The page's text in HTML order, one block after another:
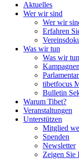
Aktuelles
Wer wir sind
Wer wir
Erfahren
Was wir tun
Was wir tun
Kampagnen
tibetfocus
Bulletin
Warum Tibet?
Veranstaltungen
Unterstützen
Mitglied
Spenden
Newsletter
Zeigen Sie